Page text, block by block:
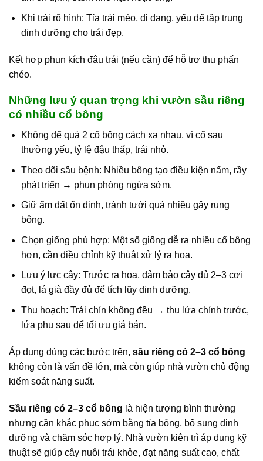
Khi trái rõ hình: Tỉa trái méo, dị dạng, yếu để tập trung
dinh dưỡng cho trái đẹp.
Kết hợp phun kích đậu trái (nếu cần) để hỗ trợ thụ phấn
chéo.
Những lưu ý quan trọng khi vườn sầu riêng
có nhiều cổ bông
Không để quá 2 cổ bông cách xa nhau, vì cổ sau
thường yếu, tỷ lệ đậu thấp, trái nhỏ.
Theo dõi sâu bệnh: Nhiều bông tạo điều kiện nấm, rầy
phát triển → phun phòng ngừa sớm.
Giữ ẩm đất ổn định, tránh tưới quá nhiều gây rụng
bông.
Chọn giống phù hợp: Một số giống dễ ra nhiều cổ bông
hơn, cần điều chỉnh kỹ thuật xử lý ra hoa.
Lưu ý lực cây: Trước ra hoa, đảm bảo cây đủ 2–3 cơi
đọt, lá già đầy đủ để tích lũy dinh dưỡng.
Thu hoạch: Trái chín không đều → thu lứa chính trước,
lứa phụ sau để tối ưu giá bán.
Áp dụng đúng các bước trên, sầu riêng có 2–3 cổ bông
không còn là vấn đề lớn, mà còn giúp nhà vườn chủ động
kiểm soát năng suất.
Sầu riêng có 2–3 cổ bông là hiện tượng bình thường
nhưng cần khắc phục sớm bằng tỉa bông, bổ sung dinh
dưỡng và chăm sóc hợp lý. Nhà vườn kiên trì áp dụng kỹ
thuật sẽ giúp cây nuôi trái khỏe, đạt năng suất cao, chất